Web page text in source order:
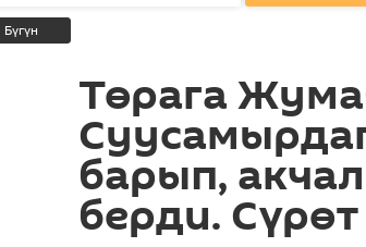
Бүгүн
Төрага
барып,
берди. Сүрөт